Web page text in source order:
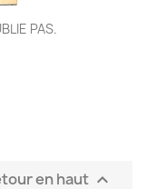
PAS.
en haut 